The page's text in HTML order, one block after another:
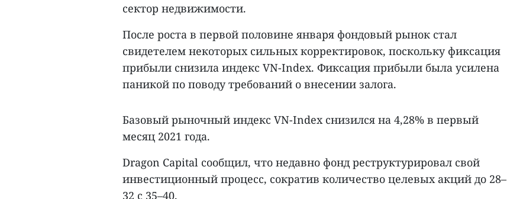
сектор недвижимости.
После роста в первой половине января фондовый рынок стал
свидетелем некоторых сильных корректировок, поскольку фиксация
прибыли снизила индекс VN-Index. Фиксация прибыли была усилена
паникой по поводу требований о внесении залога.
Базовый рыночный индекс VN-Index снизился на 4,28% в первый
месяц 2021 года.
Dragon Capital сообщил, что недавно фонд реструктурировал свой
инвестиционный процесс, сократив количество целевых акций до 28–
32 с 35–40.